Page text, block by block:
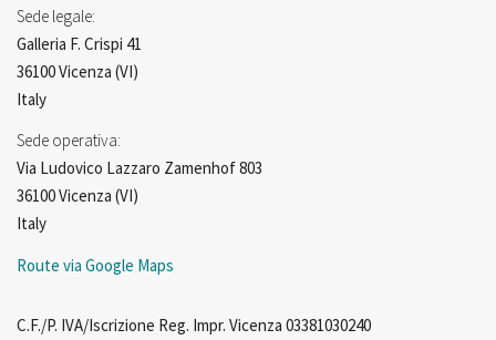
Sede legale:
Galleria F. Crispi 41
36100 Vicenza (VI)
Italy
Sede operativa:
Via Ludovico Lazzaro Zamenhof 803
36100 Vicenza (VI)
Italy
Route via Google Maps
C.F./P. IVA/Iscrizione Reg. Impr. Vicenza 03381030240